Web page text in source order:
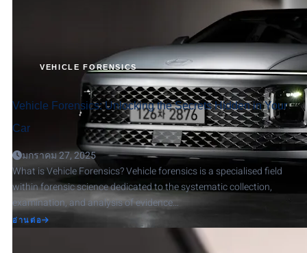
VEHICLE FORENSICS
Vehicle Forensics: Unlocking the Secrets Hidden in Your
Car
มกราคม 27, 2025
What is Vehicle Forensics? Vehicle forensics is a specialised field
within forensic science dedicated to the systematic collection,
examination, and analysis of evidence…
อ่านต่อ
ABOUT
FORENSICS: